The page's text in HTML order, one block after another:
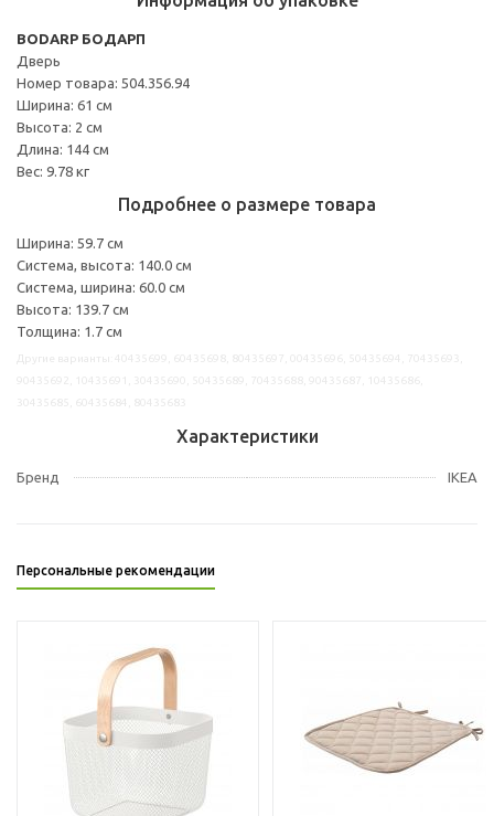
BODARP БОДАРП
Дверь
Номер товара: 504.356.94
Ширина: 61 см
Высота: 2 см
Длина: 144 см
Вес: 9.78 кг
Подробнее о размере товара
Ширина: 59.7 см
Система, высота: 140.0 см
Система, ширина: 60.0 см
Высота: 139.7 см
Толщина: 1.7 см
Характеристики
Бренд IKEA
Персональные рекомендации